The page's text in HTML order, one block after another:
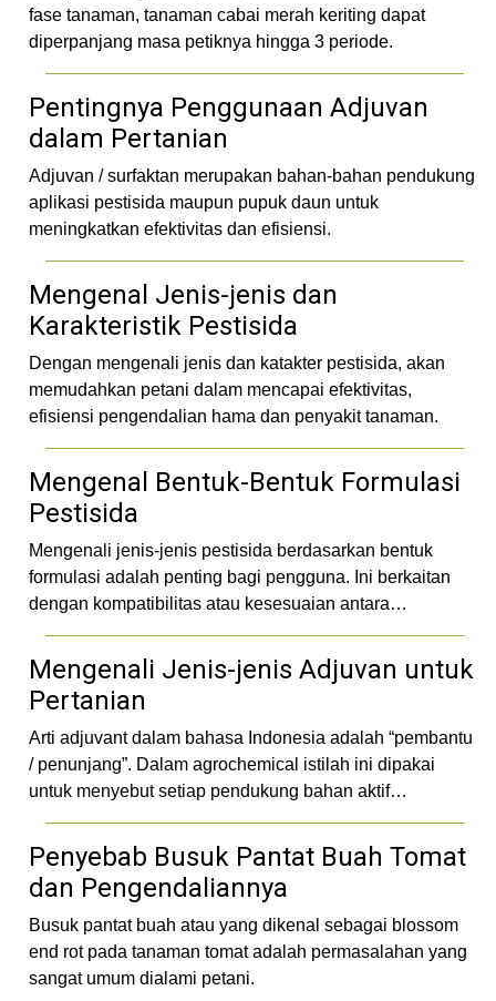
fase tanaman, tanaman cabai merah keriting dapat
diperpanjang masa petiknya hingga 3 periode.
Pentingnya Penggunaan Adjuvan
dalam Pertanian
Adjuvan / surfaktan merupakan bahan-bahan pendukung
aplikasi pestisida maupun pupuk daun untuk
meningkatkan efektivitas dan efisiensi.
Mengenal Jenis-jenis dan
Karakteristik Pestisida
Dengan mengenali jenis dan katakter pestisida, akan
memudahkan petani dalam mencapai efektivitas,
efisiensi pengendalian hama dan penyakit tanaman.
Mengenal Bentuk-Bentuk Formulasi
Pestisida
Mengenali jenis-jenis pestisida berdasarkan bentuk
formulasi adalah penting bagi pengguna. Ini berkaitan
dengan kompatibilitas atau kesesuaian antara…
Mengenali Jenis-jenis Adjuvan untuk
Pertanian
Arti adjuvant dalam bahasa Indonesia adalah “pembantu
/ penunjang”. Dalam agrochemical istilah ini dipakai
untuk menyebut setiap pendukung bahan aktif…
Penyebab Busuk Pantat Buah Tomat
dan Pengendaliannya
Busuk pantat buah atau yang dikenal sebagai blossom
end rot pada tanaman tomat adalah permasalahan yang
sangat umum dialami petani.